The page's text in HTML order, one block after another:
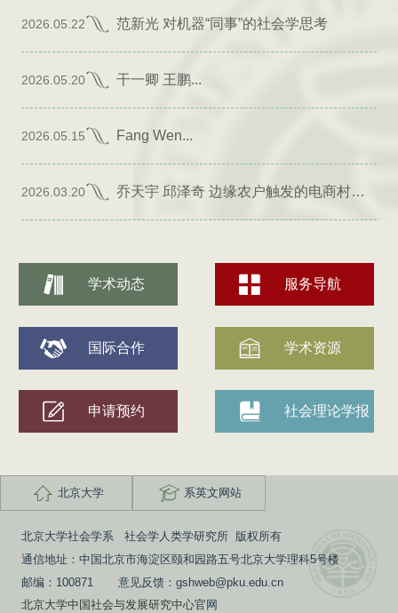
2026.05.22 范新光 对机器“同事”的社会学思考
2026.05.20 干一卿 王鹏...
2026.05.15 Fang Wen...
2026.03.20 乔天宇 邱泽奇 边缘农户触发的电商村形成
学术动态 服务导航
国际合作 学术资源
申请预约 社会理论学报
北京大学 系英文网站
北京大学社会学系 社会学人类学研究所 版权所有
通信地址：中国北京市海淀区颐和园路五号北京大学理科5号楼
邮编：100871 意见反馈：gshweb@pku.edu.cn
北京大学中国社会与发展研究中心官网